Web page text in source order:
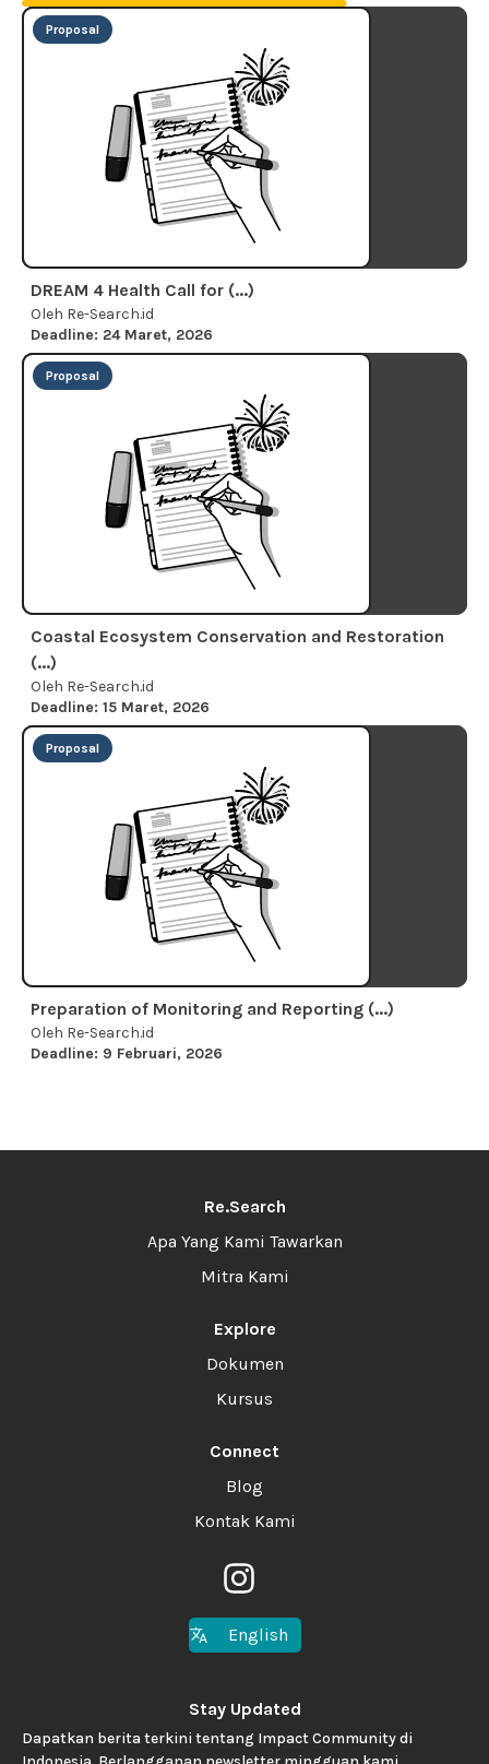
Proposal
DREAM 4 Health Call for (...)
Oleh Re-Search.id
Deadline: 24 Maret, 2026
Proposal
Coastal Ecosystem Conservation and Restoration
(...)
Oleh Re-Search.id
Deadline: 15 Maret, 2026
Proposal
Preparation of Monitoring and Reporting (...)
Oleh Re-Search.id
Deadline: 9 Februari, 2026
Re.Search
Apa Yang Kami Tawarkan
Mitra Kami
Explore
Dokumen
Kursus
Connect
Blog
Kontak Kami
English
Stay Updated
Dapatkan berita terkini tentang Impact Community di